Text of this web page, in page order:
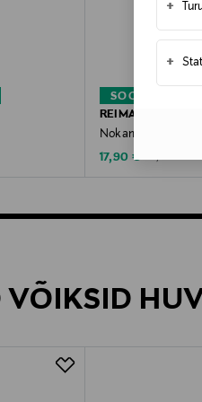
+
+
SOODUSTUS
REIMA
Nokamüts
Discounted Price
17,90 € 29,95 €
VÕIKSID